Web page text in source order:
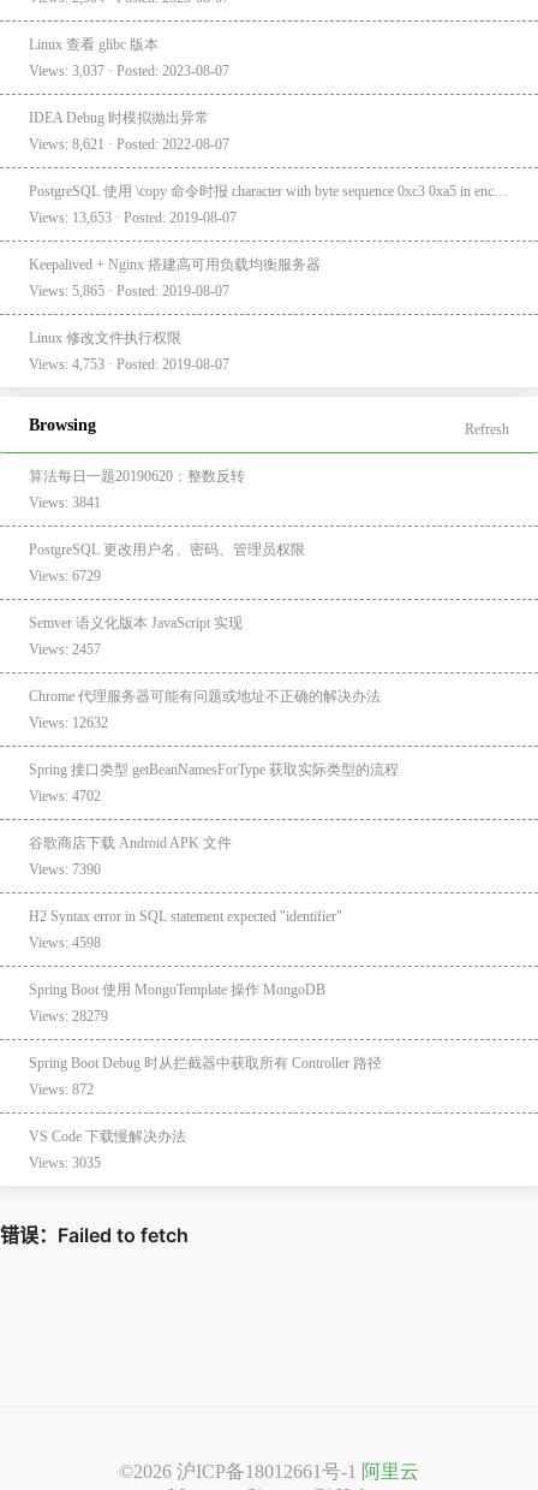
Linux 查看 glibc 版本
Views: 3,037 · Posted: 2023-08-07
IDEA Debug 时模拟抛出异常
Views: 8,621 · Posted: 2022-08-07
Views: 13,653 · Posted: 2019-08-07
Keepalived + Nginx 搭建高可用负载均衡服务器
Views: 5,865 · Posted: 2019-08-07
Linux 修改文件执行权限
Views: 4,753 · Posted: 2019-08-07
Browsing Refresh
算法每日一题20190620：整数反转
Views: 3841
PostgreSQL 更改用户名、密码、管理员权限
Views: 6729
Semver 语义化版本 JavaScript 实现
Views: 2457
Chrome 代理服务器可能有问题或地址不正确的解决办法
Views: 12632
Spring 接口类型 getBeanNamesForType 获取实际类型的流程
Views: 4702
谷歌商店下载 Android APK 文件
Views: 7390
H2 Syntax error in SQL statement expected "identifier"
Views: 4598
Spring Boot 使用 MongoTemplate 操作 MongoDB
Views: 28279
Spring Boot Debug 时从拦截器中获取所有 Controller 路径
Views: 872
VS Code 下载慢解决办法
Views: 3035
©2026 沪ICP备18012661号-1 阿里云